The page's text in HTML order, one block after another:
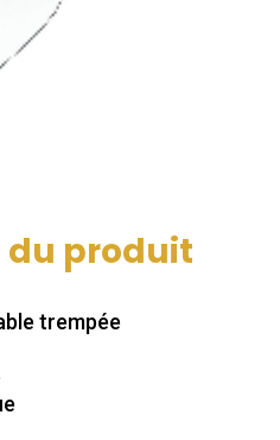
du produit
trempée